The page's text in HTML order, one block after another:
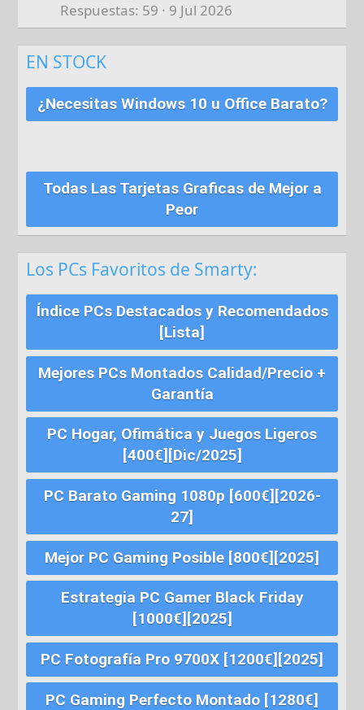
Respuestas 59 9 Jul 2026
EN STOCK
¿Necesitas Windows 10 u Office Barato?
Todas Las Tarjetas Graficas de Mejor a
Peor
Los PCs Favoritos de Smarty:
Índice PCs Destacados y Recomendados
[Lista]
Mejores PCs Montados Calidad/Precio +
Garantía
PC Hogar, Ofimática y Juegos Ligeros
[400€][Dic/2025]
PC Barato Gaming 1080p [600€][2026-
27]
Mejor PC Gaming Posible [800€][2025]
Estrategia PC Gamer Black Friday
[1000€][2025]
PC Fotografía Pro 9700X [1200€][2025]
PC Gaming Perfecto Montado [1280€]